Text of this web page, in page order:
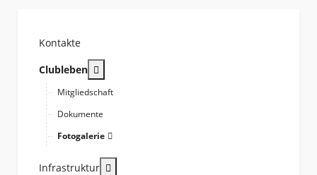
Kontakte
Clubleben
Mitgliedschaft
Dokumente
Fotogalerie
Infrastruktur